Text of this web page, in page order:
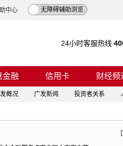
中心 无障碍辅助浏览
24小时客服热线
金融 信用卡 财经频
概况 广发新闻 投资者关系
【